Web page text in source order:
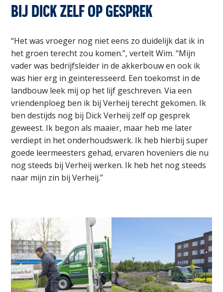
BIJ DICK ZELF OP GESPREK
“Het was vroeger nog niet eens zo duidelijk dat ik in
het groen terecht zou komen.”, vertelt Wim. “Mijn
vader was bedrijfsleider in de akkerbouw en ook ik
was hier erg in geïnteresseerd. Een toekomst in de
landbouw leek mij op het lijf geschreven. Via een
vriendenploeg ben ik bij Verheij terecht gekomen. Ik
ben destijds nog bij Dick Verheij zelf op gesprek
geweest. Ik begon als maaier, maar heb me later
verdiept in het onderhoudswerk. Ik heb hierbij super
goede leermeesters gehad, ervaren hoveniers die nu
nog steeds bij Verheij werken. Ik heb het nog steeds
naar mijn zin bij Verheij.”